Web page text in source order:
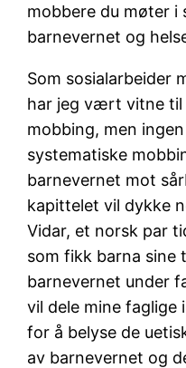
mobbere du møter i
barnevernet og
Som sosialarbeider
har jeg vært vitne til
mobbing, men
systematiske
barnevernet mot
kapittelet vil dykke
Vidar, et norsk par
som fikk barna sine
barnevernet under
vil dele mine faglige
for å belyse de
av barnevernet og